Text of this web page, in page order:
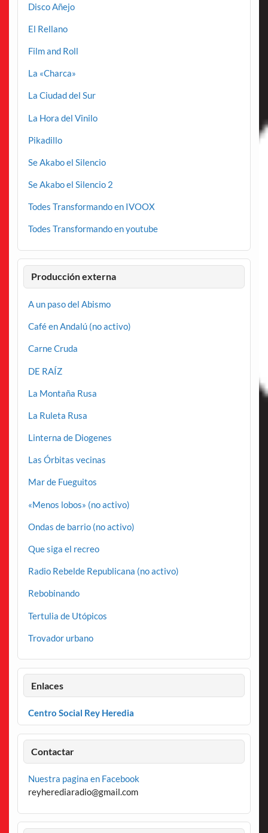
Disco Añejo
El Rellano
Film and Roll
La «Charca»
La Ciudad del Sur
La Hora del Vinilo
Pikadillo
Se Akabo el Silencio
Se Akabo el Silencio 2
Todes Transformando en IVOOX
Todes Transformando en youtube
Producción externa
A un paso del Abismo
Café en Andalú (no activo)
Carne Cruda
DE RAÍZ
La Montaña Rusa
La Ruleta Rusa
Linterna de Diogenes
Las Órbitas vecinas
Mar de Fueguitos
«Menos lobos» (no activo)
Ondas de barrio (no activo)
Que siga el recreo
Radio Rebelde Republicana (no activo)
Rebobinando
Tertulia de Utópicos
Trovador urbano
Enlaces
Centro Social Rey Heredia
Contactar
Nuestra pagina en Facebook
reyherediaradio@gmail.com